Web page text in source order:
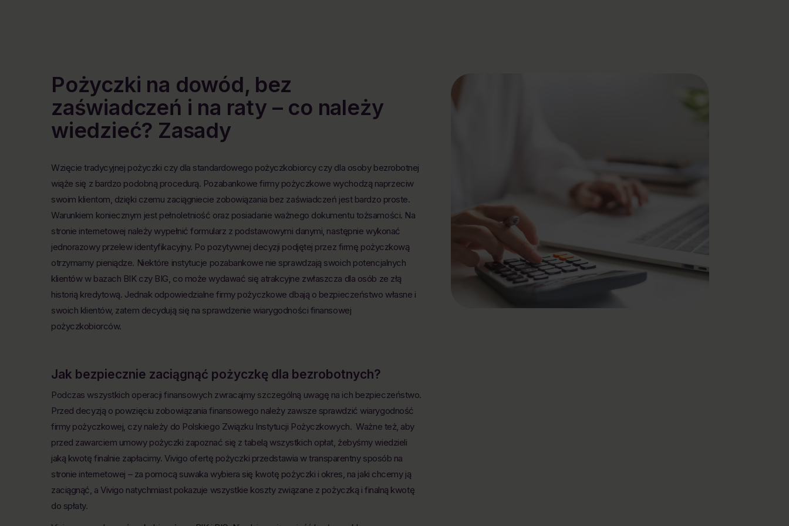
Pożyczki na dowód, bez
zaświadczeń i na raty – co należy
wiedzieć? Zasady
Wzięcie tradycyjnej pożyczki czy dla standardowego pożyczkobiorcy czy dla osoby bezrobotnej
wiąże się z bardzo podobną procedurą. Pozabankowe firmy pożyczkowe wychodzą naprzeciw
swoim klientom, dzięki czemu zaciągniecie zobowiązania bez zaświadczeń jest bardzo proste.
Warunkiem koniecznym jest pełnoletniość oraz posiadanie ważnego dokumentu tożsamości. Na
stronie internetowej należy wypełnić formularz z podstawowymi danymi, następnie wykonać
jednorazowy przelew identyfikacyjny. Po pozytywnej decyzji podjętej przez firmę pożyczkową
otrzymamy pieniądze. Niektóre instytucje pozabankowe nie sprawdzają swoich potencjalnych
klientów w bazach BIK czy BIG, co może wydawać się atrakcyjne zwłaszcza dla osób ze złą
historią kredytową. Jednak odpowiedzialne firmy pożyczkowe dbają o bezpieczeństwo własne i
swoich klientów, zatem decydują się na sprawdzenie wiarygodności finansowej
pożyczkobiorców.
Jak bezpiecznie zaciągnąć pożyczkę dla bezrobotnych?
Podczas wszystkich operacji finansowych zwracajmy szczególną uwagę na ich bezpieczeństwo.
Przed decyzją o powzięciu zobowiązania finansowego należy zawsze sprawdzić wiarygodność
firmy pożyczkowej, czy należy do Polskiego Związku Instytucji Pożyczkowych. Ważne też, aby
przed zawarciem umowy pożyczki zapoznać się z tabelą wszystkich opłat, żebyśmy wiedzieli
jaką kwotę finalnie zapłacimy. Vivigo ofertę pożyczki przedstawia w transparentny sposób na
stronie internetowej – za pomocą suwaka wybiera się kwotę pożyczki i okres, na jaki chcemy ją
zaciągnąć, a Vivigo natychmiast pokazuje wszystkie koszty związane z pożyczką i finalną kwotę
do spłaty.